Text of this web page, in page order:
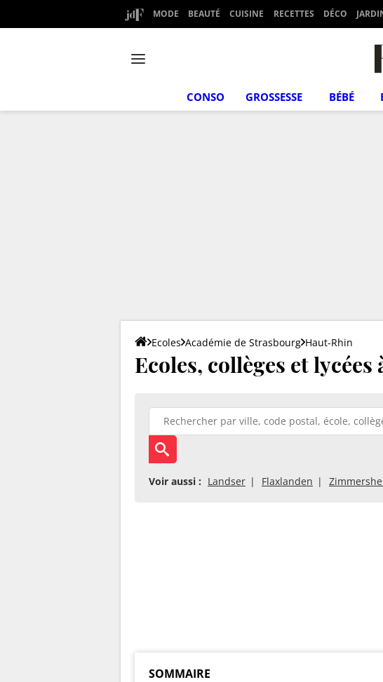
MODE BEAUTÉ CUISINE RECETTES DÉCO
CONSO GROSSESSE BÉBÉ
Ecoles Académie de Strasbourg Haut-Rhin
Ecoles, collèges et
Voir aussi : Landser Flaxlanden
SOMMAIRE